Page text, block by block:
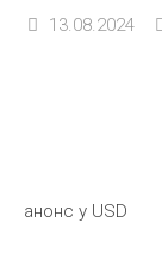
13.08.2024
анонс у USD